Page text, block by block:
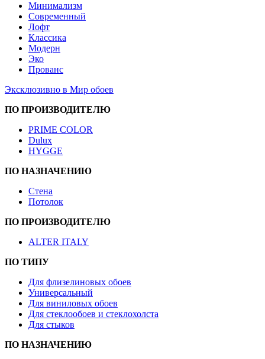
Минимализм
Современный
Лофт
Классика
Модерн
Эко
Прованс
Эксклюзивно в Мир обоев
ПО ПРОИЗВОДИТЕЛЮ
PRIME COLOR
Dulux
HYGGE
ПО НАЗНАЧЕНИЮ
Стена
Потолок
ПО ПРОИЗВОДИТЕЛЮ
ALTER ITALY
ПО ТИПУ
Для флизелиновых обоев
Универсальный
Для виниловых обоев
Для стеклообоев и стеклохолста
Для стыков
ПО НАЗНАЧЕНИЮ